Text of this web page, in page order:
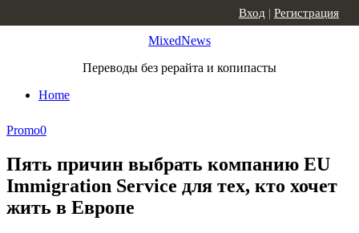
MixedNews
Переводы без рерайта и копипасты
Home
Вход | Регистрация
Promo0
Пять причин выбрать компанию EU
Immigration Service для тех, кто хочет
жить в Европе